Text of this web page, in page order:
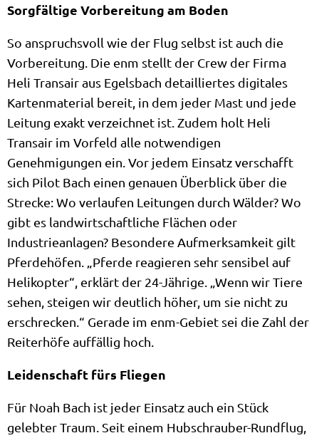
Sorgfältige Vorbereitung am Boden
So anspruchsvoll wie der Flug selbst ist auch die
Vorbereitung. Die enm stellt der Crew der Firma
Heli Transair aus Egelsbach detailliertes digitales
Kartenmaterial bereit, in dem jeder Mast und jede
Leitung exakt verzeichnet ist. Zudem holt Heli
Transair im Vorfeld alle notwendigen
Genehmigungen ein. Vor jedem Einsatz verschafft
sich Pilot Bach einen genauen Überblick über die
Strecke: Wo verlaufen Leitungen durch Wälder? Wo
gibt es landwirtschaftliche Flächen oder
Industrieanlagen? Besondere Aufmerksamkeit gilt
Pferdehöfen. „Pferde reagieren sehr sensibel auf
Helikopter“, erklärt der 24-Jährige. „Wenn wir Tiere
sehen, steigen wir deutlich höher, um sie nicht zu
erschrecken.“ Gerade im enm-Gebiet sei die Zahl der
Reiterhöfe auffällig hoch.
Leidenschaft fürs Fliegen
Für Noah Bach ist jeder Einsatz auch ein Stück
gelebter Traum. Seit einem Hubschrauber-Rundflug,